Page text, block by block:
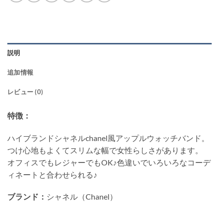
説明
追加情報
レビュー (0)
特徴：
ハイブランドシャネルchanel風アップルウォッチバンド。
つけ心地もよくてスリムな幅で女性らしさがあります。
オフィスでもレジャーでもOK♪色違いでいろいろなコーデ
ィネートと合わせられる♪
ブランド： シャネル（Chanel）